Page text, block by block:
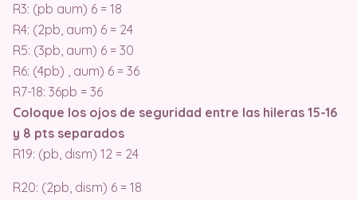
R3: (pb aum) 6 = 18
R4: (2pb, aum) 6 = 24
R5: (3pb, aum) 6 = 30
R6: (4pb) , aum) 6 = 36
R7-18: 36pb = 36
Coloque los ojos de seguridad entre las hileras 15-16
y 8 pts separados
R19: (pb, dism) 12 = 24
R20: (2pb, dism) 6 = 18